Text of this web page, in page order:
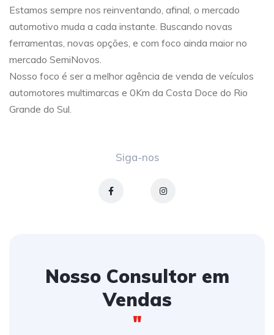
Estamos sempre nos reinventando, afinal, o mercado
automotivo muda a cada instante. Buscando novas
ferramentas, novas opções, e com foco ainda maior no
mercado SemiNovos.
Nosso foco é ser a melhor agência de venda de veículos
automotores multimarcas e 0Km da Costa Doce do Rio
Grande do Sul.
Siga-nos
Nosso Consultor em
Vendas
"